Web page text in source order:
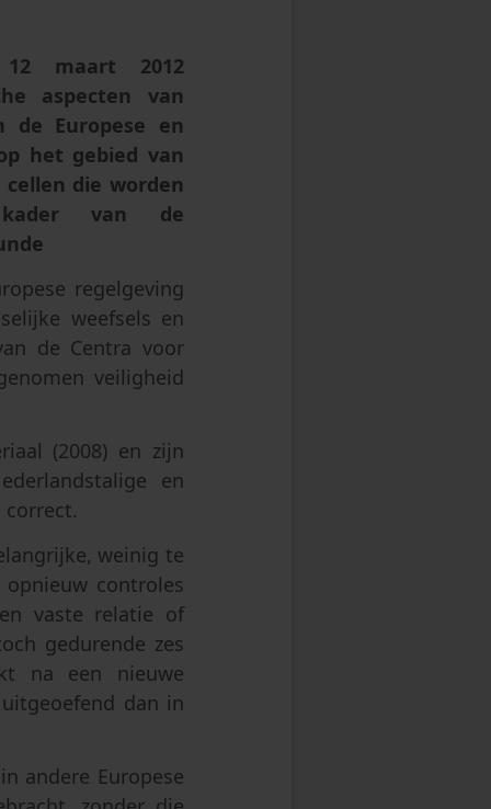
maart 2012
aspecten van
de Europese en
het gebied van
die worden
van de
regelgeving
weefsels en
de Centra voor
veiligheid
(2008) en zijn
en
weinig te
controles
vaste relatie of
gedurende zes
na een nieuwe
dan in
andere Europese